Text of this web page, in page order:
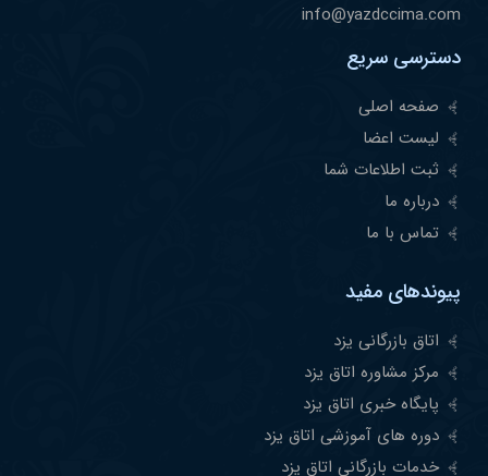
info@yazdccima.com
دسترسی سریع
صفحه اصلی
لیست اعضا
ثبت اطلاعات شما
درباره ما
تماس با ما
پیوندهای مفید
اتاق بازرگانی یزد
مرکز مشاوره اتاق یزد
پایگاه خبری اتاق یزد
دوره های آموزشی اتاق یزد
خدمات بازرگانی اتاق یزد